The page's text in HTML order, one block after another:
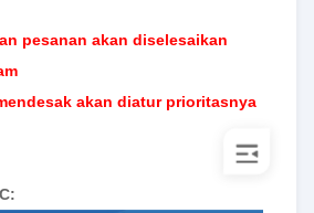
pesanan akan diselesaikan
akan diatur prioritasnya